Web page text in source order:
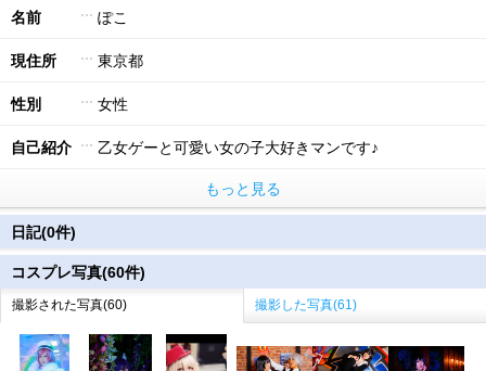
名前 ぽこ
現住所 東京都
性別 女性
自己紹介 乙女ゲーと可愛い女の子大好きマンです♪
もっと見る
日記(0件)
コスプレ写真(60件)
撮影された写真(60) 撮影した写真(61)